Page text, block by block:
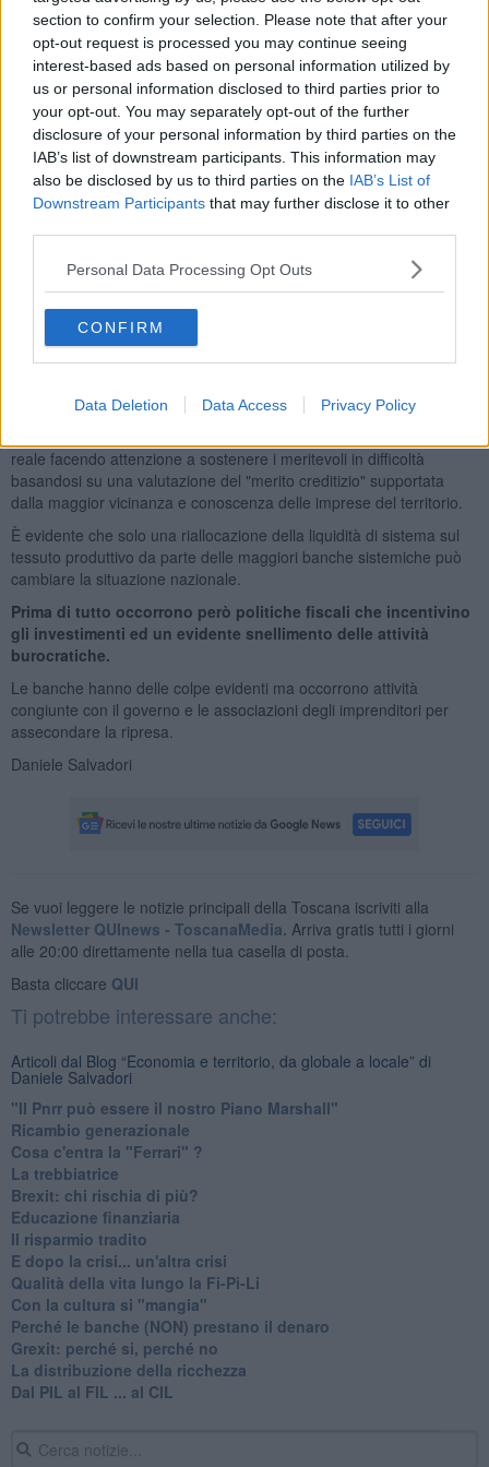
section to confirm your selection. Please note that after your
opt-out request is processed you may continue seeing
interest-based ads based on personal information utilized by
us or personal information disclosed to third parties prior to
your opt-out. You may separately opt-out of the further
disclosure of your personal information by third parties on the
IAB’s list of downstream participants. This information may
also be disclosed by us to third parties on the IAB’s List of
Downstream Participants that may further disclose it to other
Personal Data Processing Opt Outs
CONFIRM
Data Deletion Data Access Privacy Policy
(consumi).
Le principali richieste dei soggetti debitori della banche in questi
anni hanno riguardato le rinegoziazioni di prestiti già erogati al fine
di renderli più sostenibili.
L'argomento principe rimane
IL MERITO CREDITIZIO
cioè la capacità del debitore di rimborsare un prestito.
Di fatto il motivo principale per cui le banche non erogano credito è
perché hanno timore di non essere rimborsate.
realizzo è salita a livello nazionale sopra il 10%, ed in Toscana si
supera il 14%. Ciò significa che, da noi, ogni 100 euro prestati, 14
non saranno rimborsati.
In tale situazione si è accentuata la differenza di comportamento tra
banche di livello nazionale e banche di territorio.
Le prime hanno preferito spostare l'attività prevalente verso la
"finanza" che ha assicurato più importanti ritorni economici.
reale facendo attenzione a sostenere i meritevoli in difficoltà
basandosi su una valutazione del "merito creditizio" supportata
dalla maggior vicinanza e conoscenza delle imprese del territorio.
È evidente che solo una riallocazione della liquidità di sistema sul
tessuto produttivo da parte delle maggiori banche sistemiche può
cambiare la situazione nazionale.
Prima di tutto occorrono però politiche fiscali che incentivino
gli investimenti ed un evidente snellimento delle attività
burocratiche.
Le banche hanno delle colpe evidenti ma occorrono attività
congiunte con il governo e le associazioni degli imprenditori per
assecondare la ripresa.
Daniele Salvadori
Se vuoi leggere le notizie principali della Toscana iscriviti alla
Newsletter QUInews - ToscanaMedia. Arriva gratis tutti i giorni
alle 20:00 direttamente nella tua casella di posta.
Basta cliccare QUI
Ti potrebbe interessare anche:
Articoli dal Blog “Economia e territorio, da globale a locale” di
Daniele Salvadori
"Il Pnrr può essere il nostro Piano Marshall"
Ricambio generazionale
Cosa c'entra la "Ferrari" ?
La trebbiatrice
Brexit: chi rischia di più?
Educazione finanziaria
Il risparmio tradito
E dopo la crisi... un'altra crisi
Qualità della vita lungo la Fi-Pi-Li
​Con la cultura si "mangia"
​Perché le banche (NON) prestano il denaro
Grexit: perché si, perché no
La distribuzione della ricchezza
Dal PIL al FIL ... al CIL